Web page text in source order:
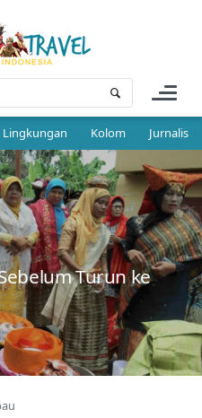
Lingkungan Kolom Jurnalis
Turun ke